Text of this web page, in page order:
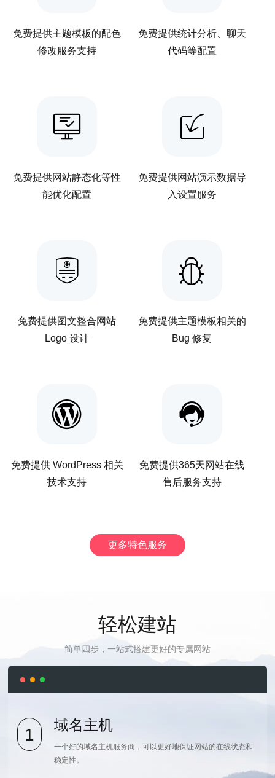
免费提供主题模板的配色
修改服务支持
免费提供统计分析、聊天
代码等配置
免费提供网站静态化等性
能优化配置
免费提供网站演示数据导
入设置服务
免费提供图文整合网站
Logo 设计
免费提供主题模板相关的
Bug 修复
免费提供 WordPress 相关
技术支持
免费提供365天网站在线
售后服务支持
更多特色服务
轻松建站
简单四步，一站式搭建更好的专属网站
1
域名主机
一个好的域名主机服务商，可以更好地保证网站的在线状态和
稳定性。